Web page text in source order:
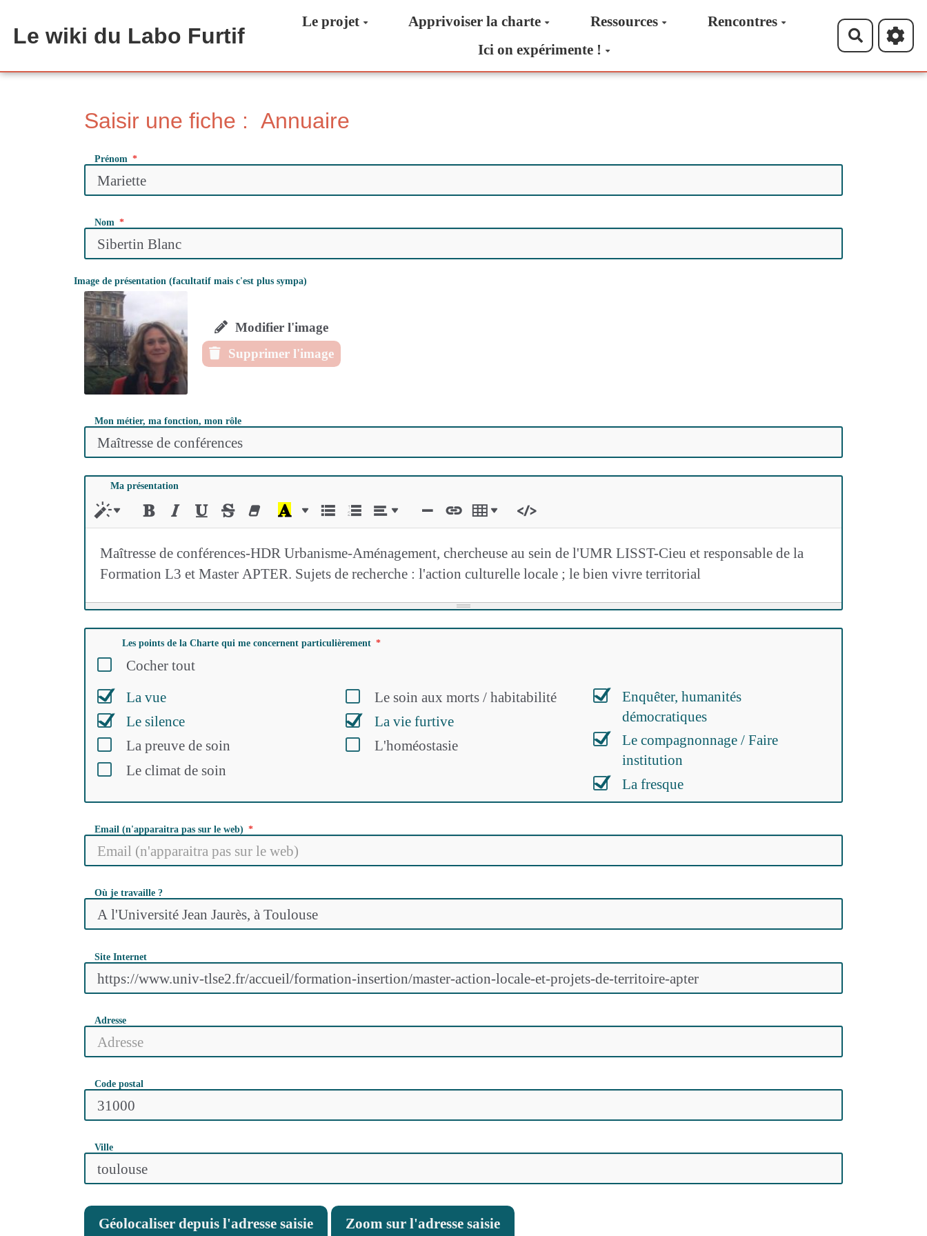
Le wiki du Labo Furtif
Le projet Apprivoiser la charte Ressources
Rencontres
Ici on expérimente !
Saisir une fiche : Annuaire
Prénom
Nom
Image de présentation (facultatif mais c'est plus sympa)
Modifier l'image
Supprimer l'image
Mon métier, ma fonction, mon rôle
Ma présentation
Maîtresse de conférences-HDR Urbanisme-Aménagement, chercheuse au sein de l'UMR LISST-Cieu et responsable de la
Formation L3 et Master APTER. Sujets de recherche : l'action culturelle locale ; le bien vivre territorial
Les points de la Charte qui me concernent particulièrement
Cocher tout
La vue
Le silence
La preuve de soin
Le climat de soin
Le soin aux morts / habitabilité
La vie furtive
L'homéostasie
Enquêter, humanités
démocratiques
Le compagnonnage / Faire
institution
La fresque
Email (n'apparaitra pas sur le web)
Où je travaille ?
Site Internet
Adresse
Code postal
Ville
Géolocaliser depuis l'adresse saisie Zoom sur l'adresse saisie